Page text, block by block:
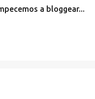
a bloggear...